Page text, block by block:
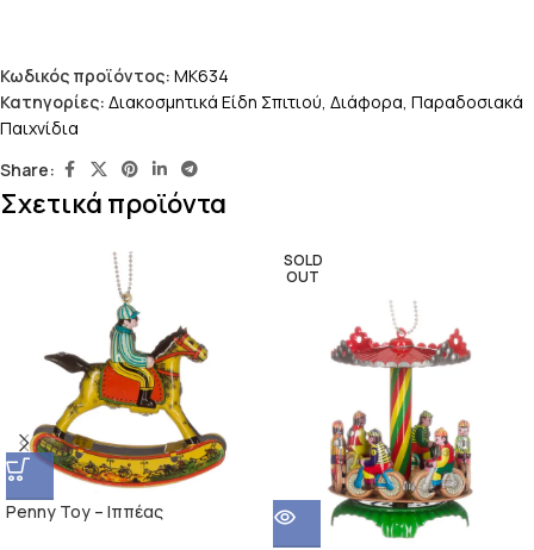
Κωδικός προϊόντος: MK634
Κατηγορίες: Διακοσμητικά Είδη Σπιτιού, Διάφορα, Παραδοσιακά
Παιχνίδια
Share:
Σχετικά προϊόντα
Penny Toy – Ιππέας
SOLD
OUT